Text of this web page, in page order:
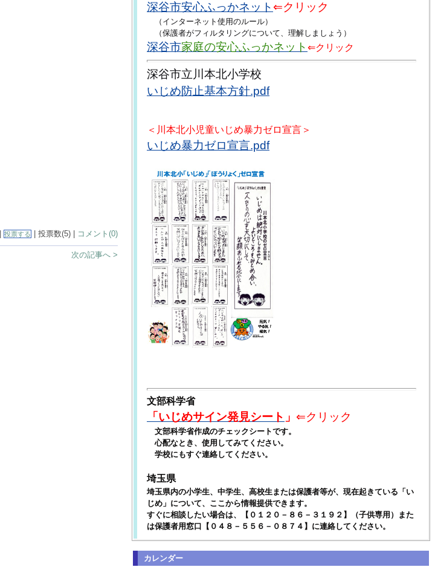
投票する | 投票数(5) | コメント(0)
次の記事へ >
深谷市安心ふっかネット ⇐クリック
（インターネット使用のルール）
（保護者がフィルタリングについて、理解しましょう）
深谷市家庭の安心ふっかネット ⇐クリック
深谷市立川本北小学校
いじめ防止基本方針.pdf
＜川本北小児童いじめ暴力ゼロ宣言＞
いじめ暴力ゼロ宣言.pdf
文部科学省
「いじめサイン発見シート 」 ⇐クリック
文部科学省作成のチェックシートです。
心配なとき、使用してみてください。
学校にもすぐ連絡してください。
埼玉県
埼玉県内の小学生、中学生、高校生または保護者等が、現在起きている「い
じめ」について、ここから情報提供できます。
すぐに相談したい場合は、【０１２０－８６－３１９２】（子供専用）また
は保護者用窓口【０４８－５５６－０８７４】に連絡してください。
カレンダー